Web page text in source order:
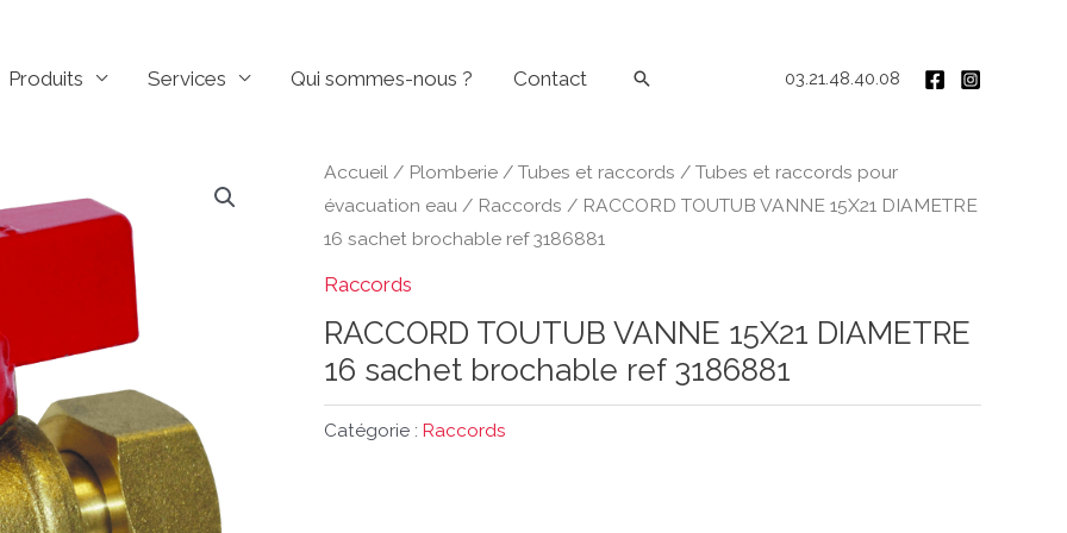
Produits Services Qui sommes-nous ? Contact Rechercher 03.21.48.40.08
Accueil / Plomberie / Tubes et raccords / Tubes et raccords pour
évacuation eau / Raccords / RACCORD TOUTUB VANNE 15X21 DIAMETRE
16 sachet brochable ref 3186881
Raccords
RACCORD TOUTUB VANNE 15X21 DIAMETRE
16 sachet brochable ref 3186881
Catégorie : Raccords